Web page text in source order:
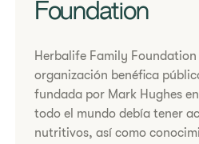
Foundation
Herbalife Family Foundation
organización benéfica
fundada por Mark Hughes
todo el mundo debía tener
nutritivos, así como